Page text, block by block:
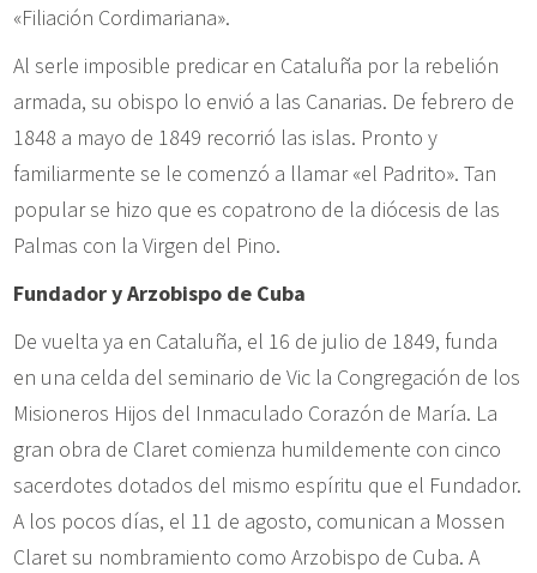
«Filiación Cordimariana».
Al serle imposible predicar en Cataluña por la rebelión
armada, su obispo lo envió a las Canarias. De febrero de
1848 a mayo de 1849 recorrió las islas. Pronto y
familiarmente se le comenzó a llamar «el Padrito». Tan
popular se hizo que es copatrono de la diócesis de las
Palmas con la Virgen del Pino.
Fundador y Arzobispo de Cuba
De vuelta ya en Cataluña, el 16 de julio de 1849, funda
en una celda del seminario de Vic la Congregación de los
Misioneros Hijos del Inmaculado Corazón de María. La
gran obra de Claret comienza humildemente con cinco
sacerdotes dotados del mismo espíritu que el Fundador.
A los pocos días, el 11 de agosto, comunican a Mossen
Claret su nombramiento como Arzobispo de Cuba. A